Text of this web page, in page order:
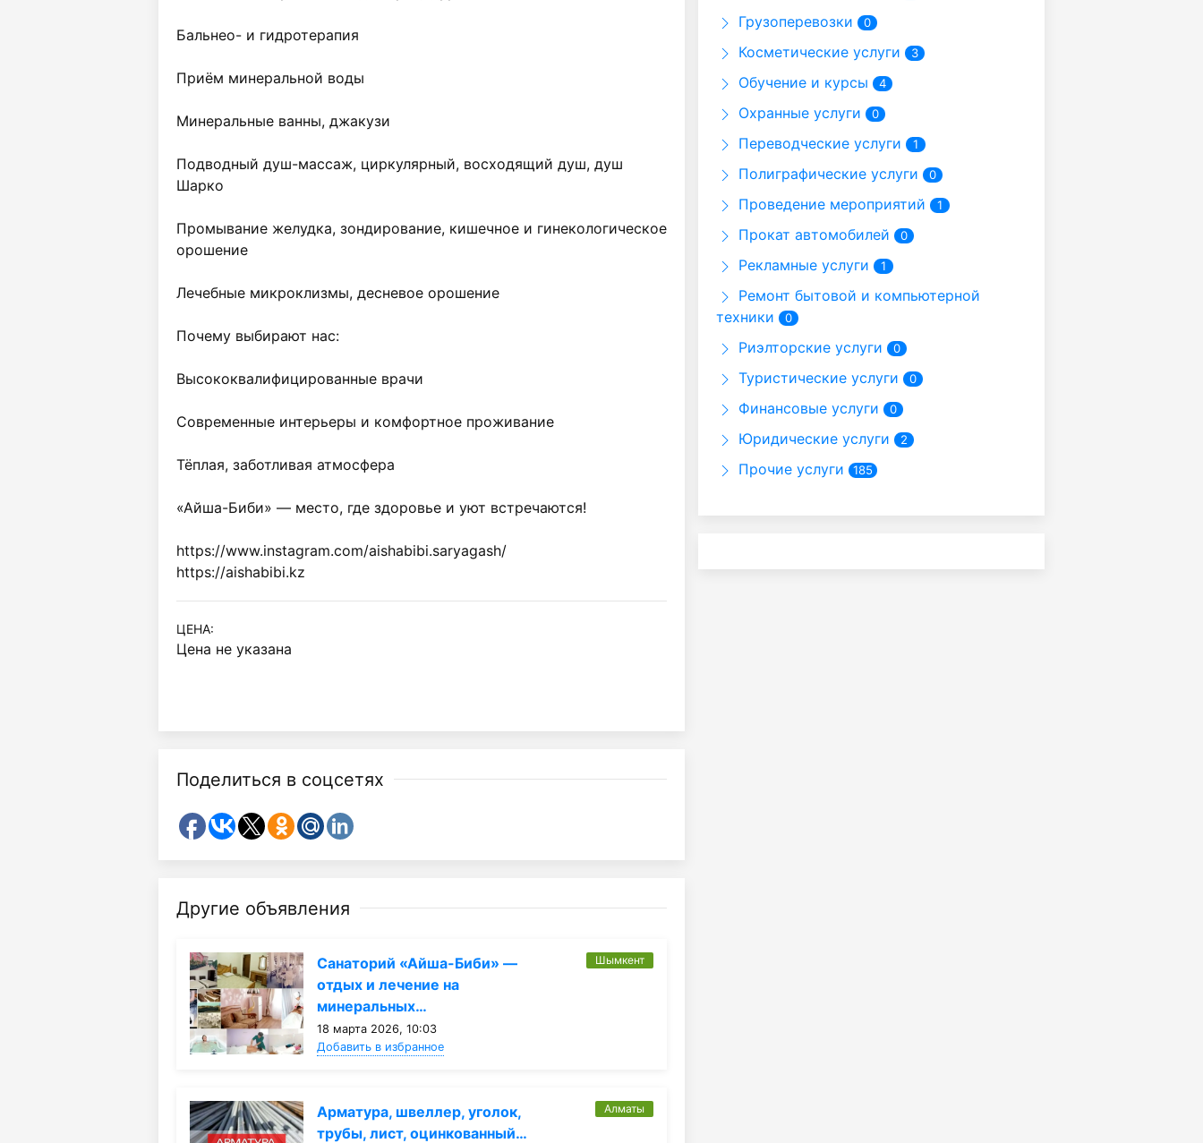
Бальнео- и гидротерапия
Приём минеральной воды
Минеральные ванны, джакузи
Подводный душ-массаж, циркулярный, восходящий душ, душ
Шарко
Промывание желудка, зондирование, кишечное и гинекологическое
орошение
Лечебные микроклизмы, десневое орошение
Почему выбирают нас:
Высококвалифицированные врачи
Современные интерьеры и комфортное проживание
Тёплая, заботливая атмосфера
«Айша-Биби» — место, где здоровье и уют встречаются!
https://www.instagram.com/aishabibi.saryagash/
https://aishabibi.kz
ЦЕНА:
Цена не указана
Поделиться в соцсетях
Другие объявления
Санаторий «Айша-Биби» —
отдых и лечение на
минеральных…
18 марта 2026, 10:03
Добавить в избранное
Шымкент
Арматура, швеллер, уголок,
трубы, лист, оцинкованный…
Алматы
Грузоперевозки 0
Косметические услуги 3
Обучение и курсы 4
Охранные услуги 0
Переводческие услуги 1
Полиграфические услуги 0
Проведение мероприятий 1
Прокат автомобилей 0
Рекламные услуги 1
Ремонт бытовой и компьютерной
техники
0
Риэлторские услуги 0
Туристические услуги 0
Финансовые услуги 0
Юридические услуги 2
Прочие услуги 185